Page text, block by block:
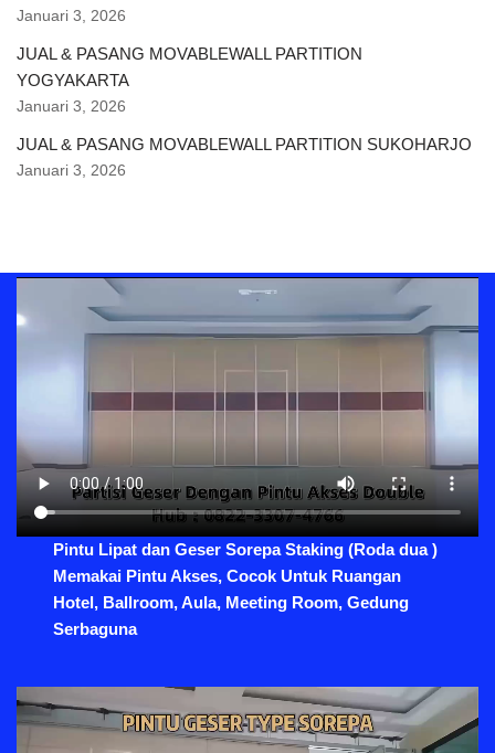
Januari 3, 2026
JUAL & PASANG MOVABLEWALL PARTITION
YOGYAKARTA
Januari 3, 2026
JUAL & PASANG MOVABLEWALL PARTITION SUKOHARJO
Januari 3, 2026
Pintu Lipat dan Geser Sorepa Staking (Roda dua )
Memakai Pintu Akses, Cocok Untuk Ruangan
Hotel, Ballroom, Aula, Meeting Room, Gedung
Serbaguna